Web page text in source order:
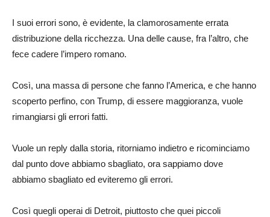
I suoi errori sono, è evidente, la clamorosamente errata
distribuzione della ricchezza. Una delle cause, fra l’altro, che
fece cadere l’impero romano.
Così, una massa di persone che fanno l’America, e che hanno
scoperto perfino, con Trump, di essere maggioranza, vuole
rimangiarsi gli errori fatti.
Vuole un reply dalla storia, ritorniamo indietro e ricominciamo
dal punto dove abbiamo sbagliato, ora sappiamo dove
abbiamo sbagliato ed eviteremo gli errori.
Così quegli operai di Detroit, piuttosto che quei piccoli